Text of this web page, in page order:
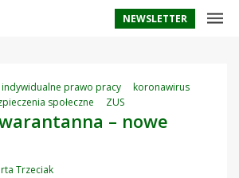
NEWSLETTER
indywidualne prawo pracy
koronawirus
społeczne ZUS
– nowe
Trzeciak